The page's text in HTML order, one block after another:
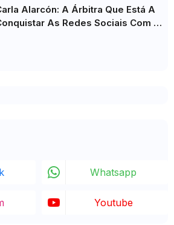
Alarcón: A Árbitra Que Está A
As Redes Sociais Com O
Whatsapp
Youtube